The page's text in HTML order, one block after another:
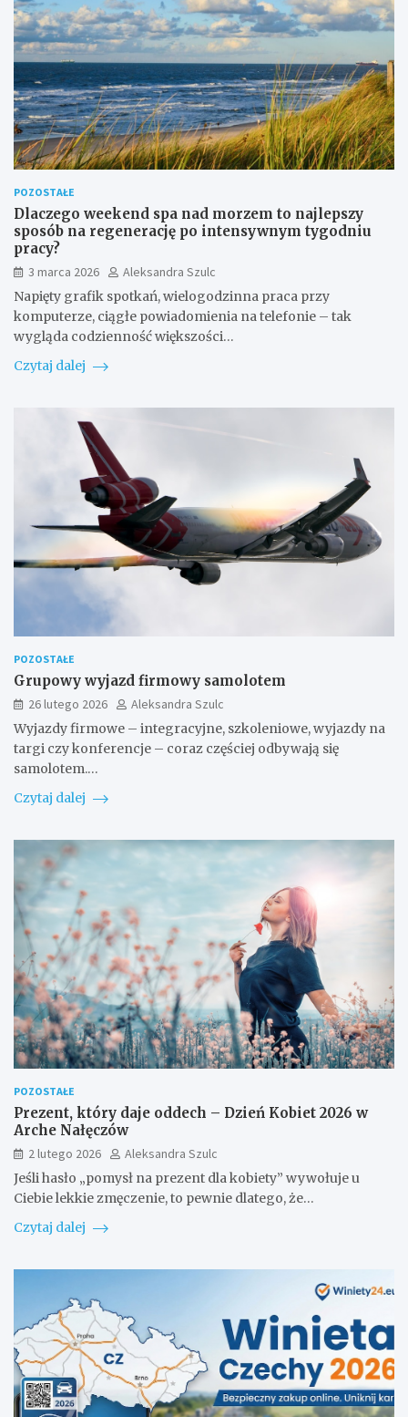
POZOSTAŁE
Dlaczego weekend spa nad morzem to najlepszy
sposób na regenerację po intensywnym tygodniu
pracy?
3 marca 2026
Aleksandra Szulc
Napięty grafik spotkań, wielogodzinna praca przy
komputerze, ciągłe powiadomienia na telefonie – tak
wygląda codzienność większości…
Czytaj dalej
POZOSTAŁE
Grupowy wyjazd firmowy samolotem
26 lutego 2026
Aleksandra Szulc
Wyjazdy firmowe – integracyjne, szkoleniowe, wyjazdy na
targi czy konferencje – coraz częściej odbywają się
samolotem.…
Czytaj dalej
POZOSTAŁE
Prezent, który daje oddech – Dzień Kobiet 2026 w
Arche Nałęczów
2 lutego 2026
Aleksandra Szulc
Jeśli hasło „pomysł na prezent dla kobiety” wywołuje u
Ciebie lekkie zmęczenie, to pewnie dlatego, że…
Czytaj dalej